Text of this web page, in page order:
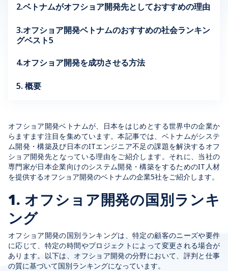
オフショア開発ベトナムが、日本をはじめとする世界中の企業か
らますます注目を集めています。本記事では、ベトナムがシステ
ム開発・構築及び日本のITエンジニア不足の課題を解決するオフ
ショア開発先となっている理由をご紹介します。 それに、当社の
専門家が日本企業向けのシステム開発・構築をするためのIT人材
を提供するオフショア開発のベトナムの企業5社をご紹介します。
1. オフショア開発の国別ランキ
ング
オフショア開発の国別ランキングは、特定の顧客のニーズや要件
に応じて、特定の時間やプロジェクトによって変更される場合が
あります。以下は、オフショア開発の分野において、評判と仕事
の質に基づいて国別ランキングになっています。
2.ベトナムがオフショア開発先としておすすめの理由
3.オフショア開発ベトナムのおすすめの社会ランキン
グベスト5
4.オフショア開発を成功させる方法
5. 概要